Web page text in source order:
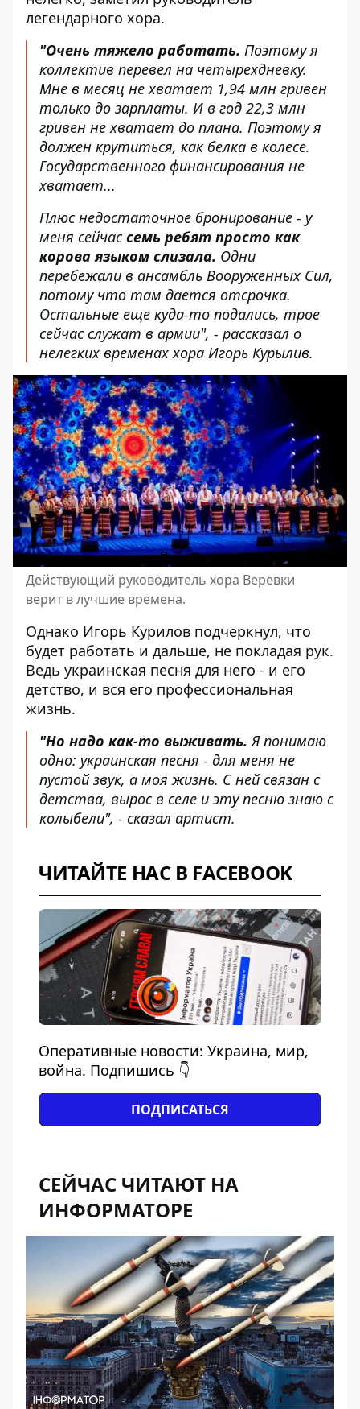
легендарного хора.
"Очень тяжело работать. Поэтому я
коллектив перевел на четырехдневку.
Мне в месяц не хватает 1,94 млн гривен
только до зарплаты. И в год 22,3 млн
гривен не хватает до плана. Поэтому я
должен крутиться, как белка в колесе.
Государственного финансирования не
хватает...
Плюс недостаточное бронирование - у
меня сейчассемь ребят просто как
корова языком слизала. Одни
перебежали в ансамбль Вооруженных Сил,
потому что там дается отсрочка.
Остальные еще куда-то подались, трое
сейчас служат в армии", - рассказал о
нелегких временах хора Игорь Курылив.
Действующий руководитель хора Веревки
верит в лучшие времена.
Однако Игорь Курилов подчеркнул, что
будет работать и дальше, не покладая рук.
Ведь украинская песня для него - и его
детство, и вся его профессиональная
жизнь.
"Но надо как-то выживать. Я понимаю
одно: украинская песня - для меня не
пустой звук, а моя жизнь. С ней связан с
детства, вырос в селе и эту песню знаю с
колыбели", - сказал артист.
ЧИТАЙТЕ НАС В FACEBOOK
Оперативные новости: Украина, мир,
война. Подпишись 👇
ПОДПИСАТЬСЯ
СЕЙЧАС ЧИТАЮТ НА
ИНФОРМАТОРЕ